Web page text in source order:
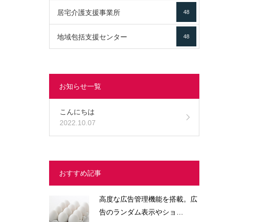
居宅介護支援事業所 48
地域包括支援センター 48
お知らせ一覧
こんにちは
2022.10.07
おすすめ記事
高度な広告管理機能を搭載。広
告のランダム表示やショ…